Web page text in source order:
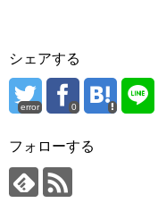
シェアする
error 0
フォローする